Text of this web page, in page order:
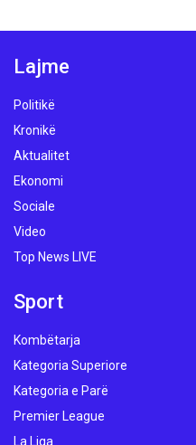
Lajme
Politikë
Kronikë
Aktualitet
Ekonomi
Sociale
Video
Top News LIVE
Sport
Kombëtarja
Kategoria Superiore
Kategoria e Parë
Premier League
La Liga